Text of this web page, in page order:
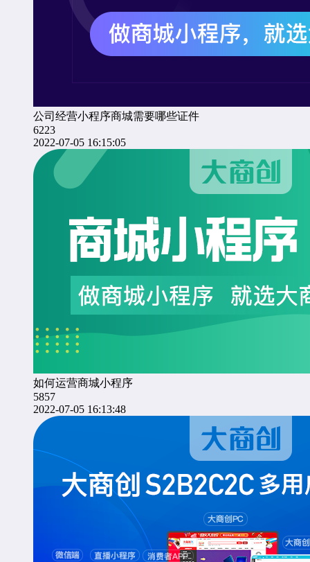
公司经营小程序商城需要哪些证件
6223
2022-07-05 16:15:05
如何运营商城小程序
5857
2022-07-05 16:13:48